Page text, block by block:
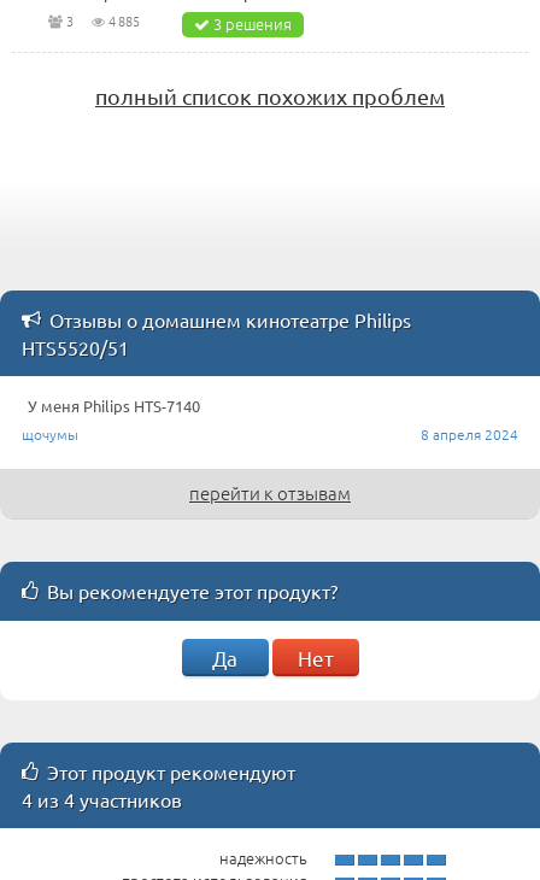
3 4 885 3 решения
полный список похожих проблем
Отзывы о домашнем кинотеатре Philips
HTS5520/51
У меня Philips HTS-7140
щочумы 8 апреля 2024
перейти к отзывам
Вы рекомендуете этот продукт?
Да Нет
Этот продукт рекомендуют
4 из 4 участников
надежность